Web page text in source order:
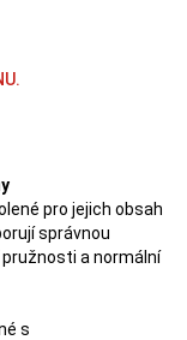
pro jejich obsah
správnou
a normální
s